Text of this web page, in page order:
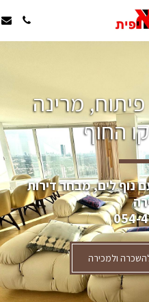
דירות בהרצליה פיתוח, מרינה
החוף
דירות מרוהטות להשכרה עם נוף לים, מבחר דירות
ולמכירה